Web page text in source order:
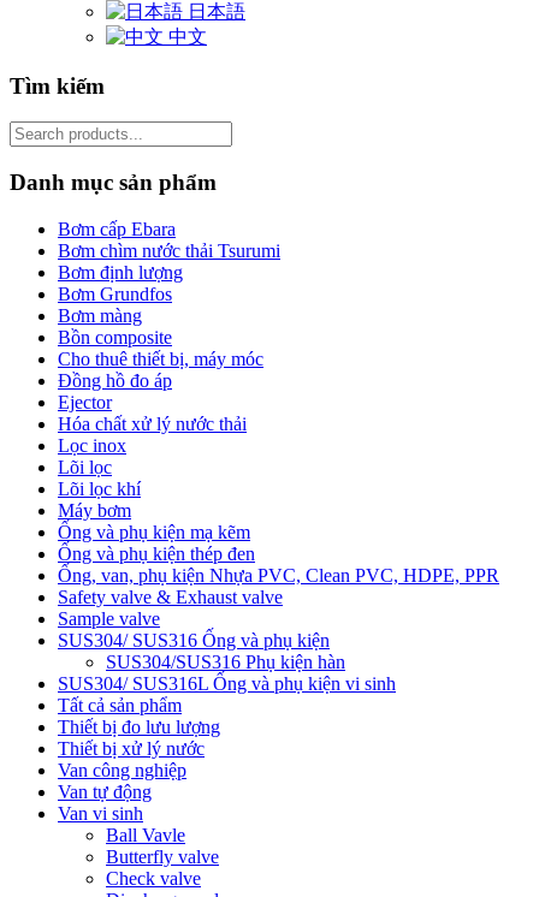
日本語
中文
Tìm kiếm
Search
for:
Danh mục sản phẩm
Bơm cấp Ebara
Bơm chìm nước thải Tsurumi
Bơm định lượng
Bơm Grundfos
Bơm màng
Bồn composite
Cho thuê thiết bị, máy móc
Đồng hồ đo áp
Ejector
Hóa chất xử lý nước thải
Lọc inox
Lõi lọc
Lõi lọc khí
Máy bơm
Ống và phụ kiện mạ kẽm
Ống và phụ kiện thép đen
Ống, van, phụ kiện Nhựa PVC, Clean PVC, HDPE, PPR
Safety valve & Exhaust valve
Sample valve
SUS304/ SUS316 Ống và phụ kiện
SUS304/SUS316 Phụ kiện hàn
SUS304/ SUS316L Ống và phụ kiện vi sinh
Tất cả sản phẩm
Thiết bị đo lưu lượng
Thiết bị xử lý nước
Van công nghiệp
Van tự động
Van vi sinh
Ball Vavle
Butterfly valve
Check valve